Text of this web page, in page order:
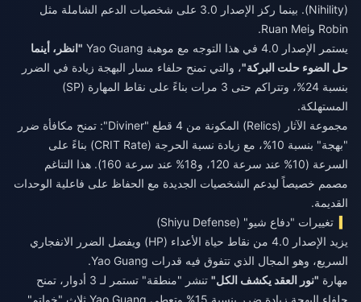
(Nihility). بينما ركز الإصدار 3.0 على شخصيات الدعم الشاملة مثل
Robin وRuan Mei.
يستمر الإصدار 4.0 في هذا التوجه مع موهبة Yao Guang
"انظر، أينما
حل الضوء حلت البركة"، والتي تمنح حلفاء مسار البهجة زيادة في الضرر
بنسبة 24%، وتتراكم حتى 3 مرات بناءً على نقاط المهارة (SP)
المستهلكة.
مجموعة الآثار (Relics) المكونة من 4 قطع "Diviner": تمنح مكافأة ضرر
"بهجة" بنسبة 10%، مع زيادة نسبة الحرجة (CRIT Rate) بناءً على
السرعة (10% عند سرعة 120، و18% عند سرعة 160). هذا التناغم
مصمم خصيصاً ليدعم الشخصيات الجديدة مع الحفاظ على فاعلية الوحدات
القديمة.
تغييرات "دفاع شيو" (Shiyu Defense)
يزيد الإصدار 4.0 من نقاط حياة الأعداء (HP) ويفضل الضرر الانفجاري
السريع، وهو المجال الذي تتفوق فيه قدرات Yao Guang.
مهارة "نور العقد يكشف الكل"
تنشر "منطقة" تستمر لـ 3 أدوار، تمنح